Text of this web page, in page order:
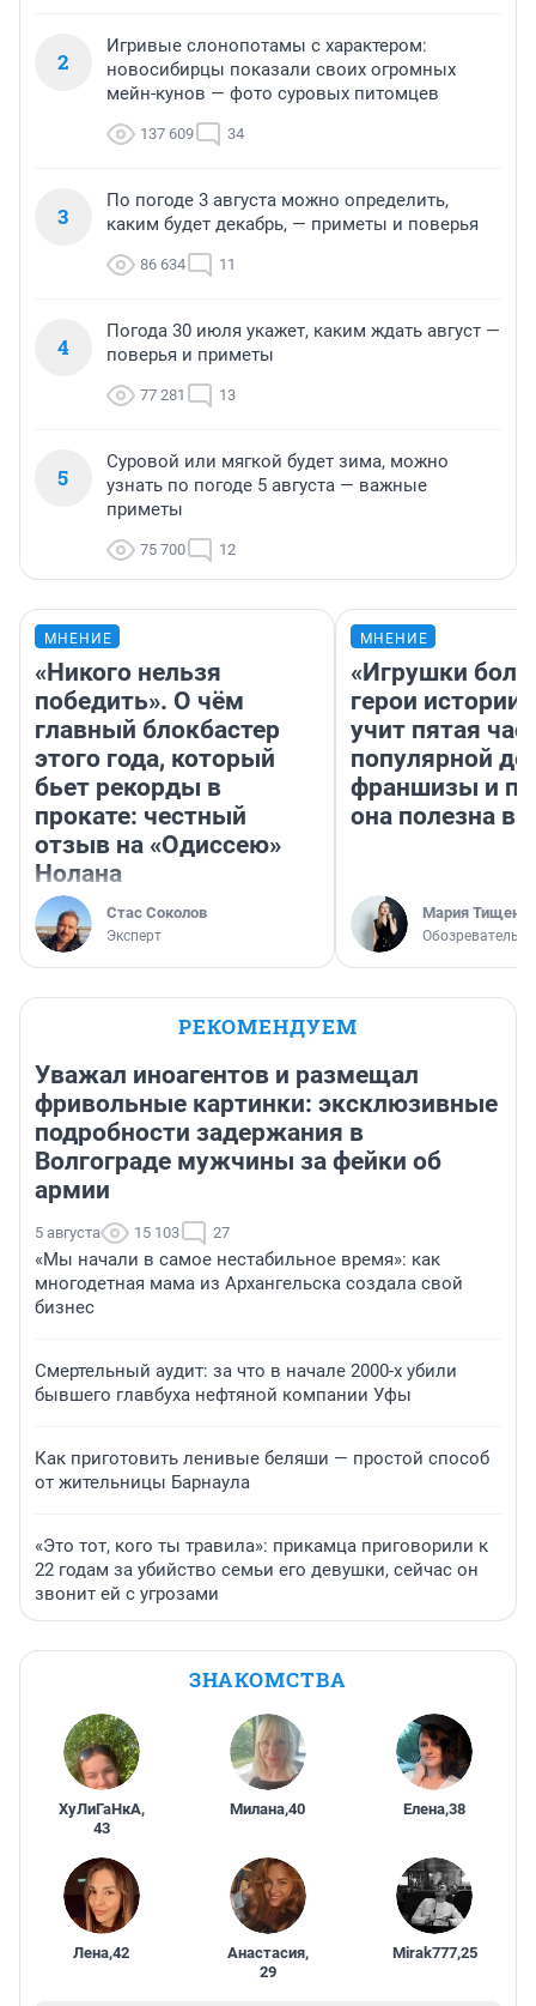
2
Игривые слонопотамы с характером:
новосибирцы показали своих огромных
мейн-кунов — фото суровых питомцев
137 609 34
3
По погоде 3 августа можно определить,
каким будет декабрь, — приметы и поверья
86 634 11
4
Погода 30 июля укажет, каким ждать август —
поверья и приметы
77 281 13
5
Суровой или мягкой будет зима, можно
узнать по погоде 5 августа — важные
приметы
75 700 12
МНЕНИЕ
«Никого нельзя
победить». О чём
главный блокбастер
этого года, который
бьет рекорды в
прокате: честный
отзыв на «Одиссею»
Нолана
Стас Соколов
Эксперт
МНЕНИЕ
«Игрушки
герои
учит пятая
популярной
франшизы и
она полезна
Мария Тищенко
Обозреватель
РЕКОМЕНДУЕМ
Уважал иноагентов и размещал
фривольные картинки: эксклюзивные
подробности задержания в
Волгограде мужчины за фейки об
армии
5 августа 15 103 27
«Мы начали в самое нестабильное время»: как
многодетная мама из Архангельска создала свой
бизнес
Смертельный аудит: за что в начале 2000-х убили
бывшего главбуха нефтяной компании Уфы
Как приготовить ленивые беляши — простой способ
от жительницы Барнаула
«Это тот, кого ты травила»: прикамца приговорили к
22 годам за убийство семьи его девушки, сейчас он
звонит ей с угрозами
ЗНАКОМСТВА
ХуЛиГаНкА,
43
Милана,40 Елена,38
Лена,42 Анастасия,
29
Mirak777,25